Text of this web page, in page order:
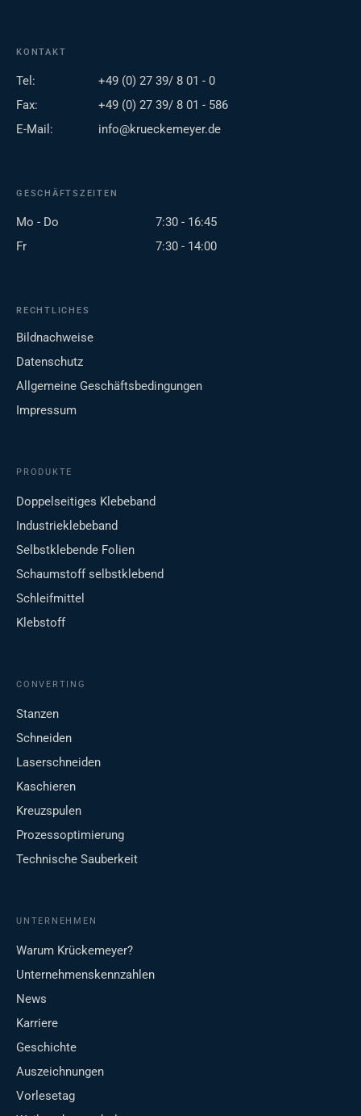
KONTAKT
Tel:
+49 (0) 27 39/ 8 01 - 0
Fax:
+49 (0) 27 39/ 8 01 - 586
E-Mail:
info@krueckemeyer.de
GESCHÄFTSZEITEN
Mo - Do
7:30 - 16:45
Fr
7:30 - 14:00
RECHTLICHES
Bildnachweise
Datenschutz
Allgemeine Geschäftsbedingungen
Impressum
PRODUKTE
Doppelseitiges Klebeband
Industrieklebeband
Selbstklebende Folien
Schaumstoff selbstklebend
Schleifmittel
Klebstoff
CONVERTING
Stanzen
Schneiden
Laserschneiden
Kaschieren
Kreuzspulen
Prozessoptimierung
Technische Sauberkeit
UNTERNEHMEN
Warum Krückemeyer?
Unternehmenskennzahlen
News
Karriere
Geschichte
Auszeichnungen
Vorlesetag